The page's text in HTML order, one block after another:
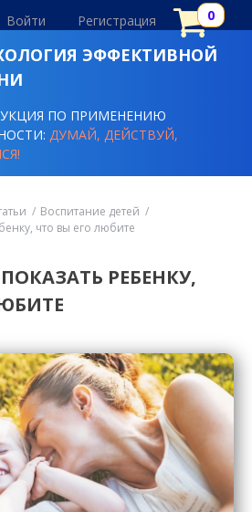
Войти Регистрация
ЭФФЕКТИВНОЙ
ПО ПРИМЕНЕНИЮ
ДУМАЙ, ДЕЙСТВУЙ,
Воспитание детей
что вы его любите
РЕБЕНКУ,